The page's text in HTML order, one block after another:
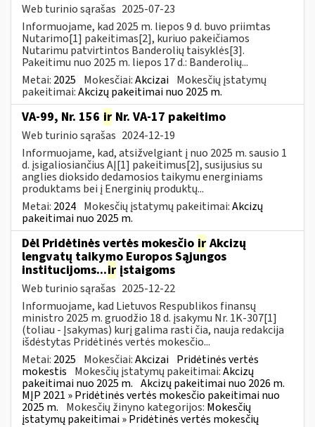
Web turinio sąrašas 2025-07-23
Informuojame, kad 2025 m. liepos 9 d. buvo priimtas
Nutarimo[1] pakeitimas[2], kuriuo pakeičiamos
Nutarimu patvirtintos Banderolių taisyklės[3].
Pakeitimu nuo 2025 m. liepos 17 d.: Banderolių...
Metai: 2025 Mokesčiai:Akcizai Mokesčių įstatymų
pakeitimai:Akcizų pakeitimai nuo 2025 m.
VA-99, Nr. 156 ir Nr. VA-17 pakeitimo
Web turinio sąrašas 2024-12-19
Informuojame, kad, atsižvelgiant į nuo 2025 m. sausio 1
d. įsigaliosiančius AĮ[1] pakeitimus[2], susijusius su
anglies dioksido dedamosios taikymu energiniams
produktams bei į Energinių produktų...
Metai: 2024 Mokesčių įstatymų pakeitimai:Akcizų
pakeitimai nuo 2025 m.
Dėl Pridėtinės vertės mokesčio ir Akcizų
lengvatų taikymo Europos Sąjungos
institucijoms...ir įstaigoms
Web turinio sąrašas 2025-12-22
Informuojame, kad Lietuvos Respublikos finansų
ministro 2025 m. gruodžio 18 d. įsakymu Nr. 1K-307[1]
(toliau - Įsakymas) kurį galima rasti čia, nauja redakcija
išdėstytas Pridėtinės vertės mokesčio...
Metai: 2025 Mokesčiai:Akcizai Pridėtinės vertės
mokestis Mokesčių įstatymų pakeitimai:Akcizų
pakeitimai nuo 2025 m. Akcizų pakeitimai nuo 2026 m.
MĮP 2021 » Pridėtinės vertės mokesčio pakeitimai nuo
2025 m. Mokesčių žinyno kategorijos: Mokesčių
įstatymų pakeitimai » Pridėtinės vertės mokesčių